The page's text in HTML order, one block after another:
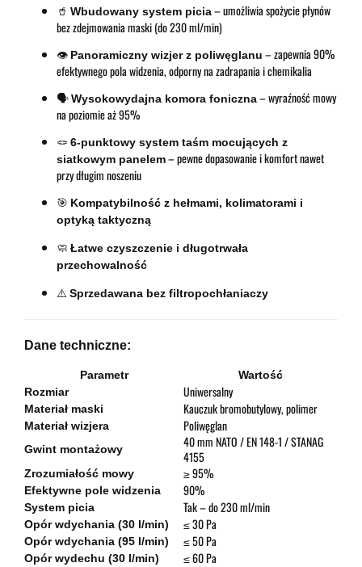
🥤 Wbudowany system picia– umożliwia spożycie płynów
bez zdejmowania maski (do 230 ml/min)
👁️ Panoramiczny wizjer z poliwęglanu – zapewnia 90%
efektywnego pola widzenia, odporny na zadrapania i chemikalia
🗣️Wysokowydajna komora foniczna– wyraźność mowy
na poziomie aż 95%
🪢6-punktowy system taśm mocujących z
siatkowym panelem– pewne dopasowanie i komfort nawet
przy długim noszeniu
🎯 Kompatybilność z hełmami, kolimatorami i
optyką taktyczną
🧼 Łatwe czyszczenie i długotrwała
przechowalność
⚠️ Sprzedawana bez filtropochłaniaczy
Dane techniczne:
Parametr
Wartość
Rozmiar
Uniwersalny
Materiał maski Kauczuk bromobutylowy, polimer
Materiał wizjera Poliwęglan
Gwint montażowy
40 mm NATO / EN 148-1 / STANAG
4155
Zrozumiałość mowy ≥ 95%
Efektywne pole widzenia 90%
System picia Tak – do 230 ml/min
Opór wdychania (30 l/min) ≤ 30 Pa
Opór wdychania (95 l/min) ≤ 50 Pa
Opór wydechu (30 l/min) ≤ 60 Pa